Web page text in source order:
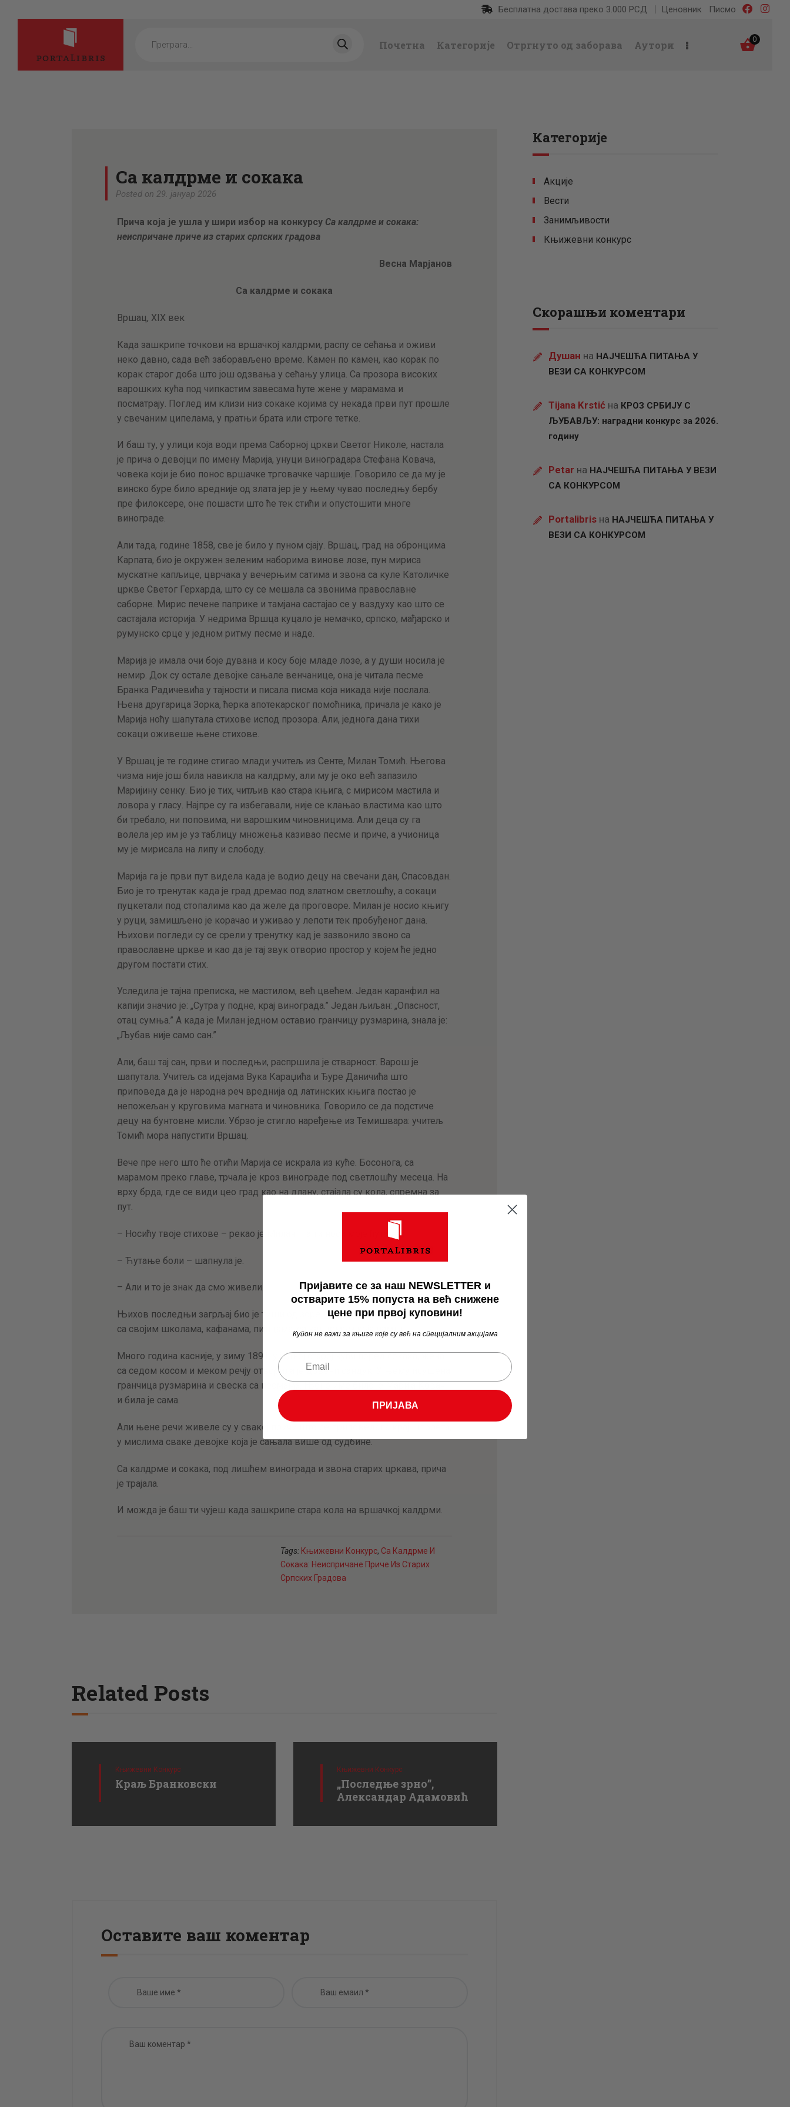
Бесплатна достава преко 3.000 РСД Ценовник Писмо
search
Почетна Категорије Отргнуто од заборава Аутори 0
КАТЕГОРИЈЕ
ОТРГНУТО ОД
ЗАБОРАВА
АУТОРИ
ПИСМО
Са калдрме и сокака
Posted on 29. јануар 2026
Прича која је ушла у шири избор на конкурсу Са калдрме и сокака:
неиспричане приче из старих српских градова
Весна Марјанов
Са калдрме и сокака
Вршац, XIX век
Када зашкрипе точкови на вршачкој калдрми, распу се сећања и оживи
неко давно, сада већ заборављено време. Камен по камен, као корак по
корак старог доба што још одзвања у сећању улица. Са прозора високих
варошких кућа под чипкастим завесама ћуте жене у марамама и
посматрају. Поглед им клизи низ сокаке којима су некада први пут прошле
у свечаним ципелама, у пратњи брата или строге тетке.
И баш ту, у улици која води према Саборној цркви Светог Николе, настала
је прича о девојци по имену Марија, унуци виноградара Стефана Ковача,
човека који је био понос вршачке трговачке чаршије. Говорило се да му је
винско буре било вредније од злата јер је у њему чувао последњу бербу
пре филоксере, оне пошасти што ће тек стићи и опустошити многе
винограде.
Али тада, године 1858, све је било у пуном сјају. Вршац, град на обронцима
Карпата, био је окружен зеленим наборима винове лозе, пун мириса
мускатне капљице, цврчака у вечерњим сатима и звона са куле Католичке
цркве Светог Герхарда, што су се мешала са звонима православне
саборне. Мирис печене паприке и тамјана састајао се у ваздуху као што се
састајала историја. У недрима Вршца куцало је немачко, српско, мађарско и
румунско срце у једном ритму песме и наде.
Марија је имала очи боје дувана и косу боје младе лозе, а у души носила је
немир. Док су остале девојке сањале венчанице, она је читала песме
Бранка Радичевића у тајности и писала писма која никада није послала.
Њена другарица Зорка, ћерка апотекарског помоћника, причала је како је
Марија ноћу шапутала стихове испод прозора. Али, једнога дана тихи
сокаци оживеше њене стихове.
У Вршац је те године стигао млади учитељ из Сенте, Милан Томић. Његова
чизма није још била навикла на калдрму, али му је око већ запазило
Маријину сенку. Био је тих, читљив као стара књига, с мирисом мастила и
ловора у гласу. Најпре су га избегавали, није се клањао властима као што
би требало, ни поповима, ни варошким чиновницима. Али деца су га
волела јер им је уз таблицу множења казивао песме и приче, а учионица
му је мирисала на липу и слободу.
Марија га је први пут видела када је водио децу на свечани дан, Спасовдан.
Био је то тренутак када је град дремао под златном светлошћу, а сокаци
пуцкетали под стопалима као да желе да проговоре. Милан је носио књигу
у руци, замишљено је корачао и уживао у лепоти тек пробуђеног дана.
Њихови погледи су се срели у тренутку кад је зазвонило звоно са
православне цркве и као да је тај звук отворио простор у којем ће једно
другом постати стих.
Уследила је тајна преписка, не мастилом, већ цвећем. Један каранфил на
капији значио је: „Сутра у подне, крај винограда.” Један љиљан: „Опасност,
отац сумња.” А када је Милан једном оставио гранчицу рузмарина, знала је:
„Љубав није само сан.”
Али, баш тај сан, први и последњи, распршила је стварност. Варош је
шапутала. Учитељ са идејама Вука Караџића и Ђуре Даничића што
приповеда да је народна реч вреднија од латинских књига постао је
непожељан у круговима магната и чиновника. Говорило се да подстиче
децу на бунтовне мисли. Убрзо је стигло наређење из Темишвара: учитељ
Томић мора напустити Вршац.
Вече пре него што ће отићи Марија се искрала из куће. Босонога, са
марамом преко главе, трчала је кроз винограде под светлошћу месеца. На
врху брда, где се види цео град као на длану, стајала су кола, спремна за
пут.
– Носићу твоје стихове – рекао је Милан – а ти носи моје ћутање.
– Ћутање боли – шапнула је.
– Али и то је знак да смо живели.
Њихов последњи загрљај био је тиши од зоре. У њему се налазио цео град
са својим школама, кафанама, пијацама, са калдрмом која памти.
Много година касније, у зиму 1891, у једној старој кући поред сокака, жена
са седом косом и меком речју отворила је дрвени сандук. У њему исушена
гранчица рузмарина и свеска са песмама. Њено име било је Марија Ковач
и била је сама.
Али њене речи живеле су у свакој причи што се приповедала крај шпорета,
у мислима сваке девојке која је сањала више од судбине.
Са калдрме и сокака, под лишћем винограда и звона старих цркава, прича
је трајала.
И можда је баш ти чујеш када зашкрипе стара кола на вршачкој калдрми.
Tags: Књижевни Конкурс, Са Калдрме И
Сокака: Неиспричане Приче Из Старих
Српских Градова
Related Posts
Књижевни Конкурс
Краљ Бранковски
Књижевни Конкурс
„Последње зрно”,
Александар Адамовић
Оставите ваш коментар
Категорије
Акције
Вести
Занимљивости
Књижевни конкурс
Скорашњи коментари
Душан на НАЈЧЕШЋА ПИТАЊА У
ВЕЗИ СА КОНКУРСОМ
Tijana Krstić на КРОЗ СРБИЈУ С
ЉУБАВЉУ: наградни конкурс за 2026.
годину
Petar на НАЈЧЕШЋА ПИТАЊА У ВЕЗИ
СА КОНКУРСОМ
Portalibris на НАЈЧЕШЋА ПИТАЊА У
ВЕЗИ СА КОНКУРСОМ
Пријавите се за наш NEWSLETTER и
остварите 15% попуста на већ снижене
цене при првој куповини!
Купон не важи за књиге које су већ на специјалним акцијама
ПРИЈАВА